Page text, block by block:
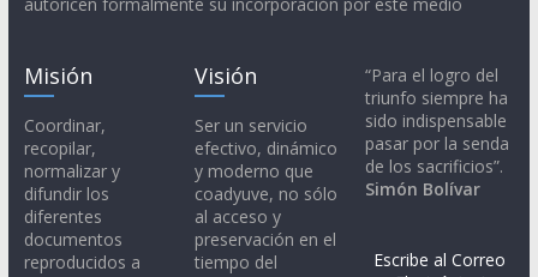
autoricen formalmente su incorporación por este medio
Misión
Coordinar,
recopilar,
normalizar y
difundir los
diferentes
documentos
reproducidos a
Visión
Ser un servicio
efectivo, dinámico
y moderno que
coadyuve, no sólo
al acceso y
preservación en el
tiempo del
“Para el logro del
triunfo siempre ha
sido indispensable
pasar por la senda
de los sacrificios”.
Simón Bolívar
Escribe al Correo